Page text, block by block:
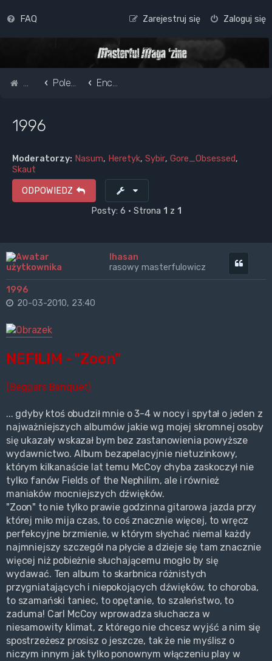
FAQ Zaloguj się
Zarejestruj się
Strona główna
Pole do popisu... Encyklopedia Masterfula
1996
Moderatorzy: Nasum, Heretyk, Sybir, Gore_Obsessed,
Skaut
ODPOWIEDZ
Posty: 6 • Strona 1 z 1
Ihasan
rasowy masterfulowicz
1996
20-03-2010, 23:40
NEFILIM - "Zoon"
(Beggars Banquet)
... gdyby ktoś obudził mnie o 3-4 w nocy i spytał o jeden z
najważniejszych albumów jakie wg mojej skromnej osoby
się ukazały wskazał bym bez zastanowienia powyższe
wydawnictwo. Album bezapelacyjnie nietuzinkowy,
którym kilkanaście lat temu McCoy chyba zaskoczył nie
tylko fanów Fields of the Nephilim, ale i również
maniaków mocniejszych dźwięków.
"Zoon" to nie tylko prawie godzinna gitarowa jazda przy
której miło mija czas, to coś znacznie więcej, to wręcz
perfekcyjne brzmienie, w którym słychać niemal każdy
najmniejszy szczegół na płycie a dzieje się tam znacznie
więcej niż pobieżnie słuchającemu mogło by się
wydawać. Ten album to skarbnica różnistych
przygniatających i niepokojących dźwięków, to choroba,
to szamański taniec, to opętanie, to szaleństwo, to
zaduma! Carl McCoy wprowadza słuchacza w
niesamowity klimat, z którego nie chcesz wyjść a nim się
spostrzeżesz prosisz o jeszcze, tak że nie myślisz o
niczym innym jak tylko ponownym włączeniu play w